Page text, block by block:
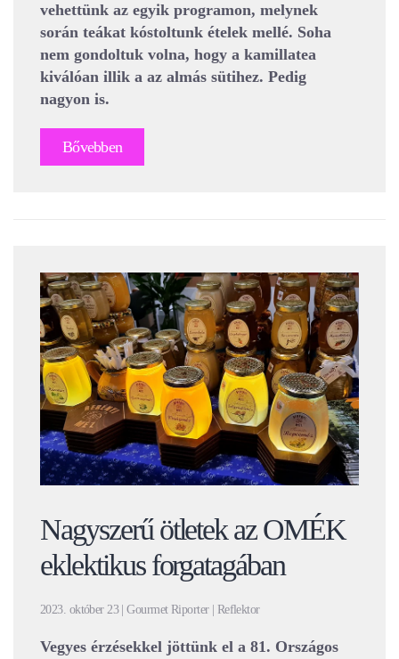
vehettünk az egyik programon, melynek
során teákat kóstoltunk ételek mellé. Soha
nem gondoltuk volna, hogy a kamillatea
kiválóan illik a az almás sütihez. Pedig
nagyon is.
Bővebben
Nagyszerű ötletek az OMÉK
eklektikus forgatagában
2023. október 23 | Gourmet Riporter | Reflektor
Vegyes érzésekkel jöttünk el a 81. Országos